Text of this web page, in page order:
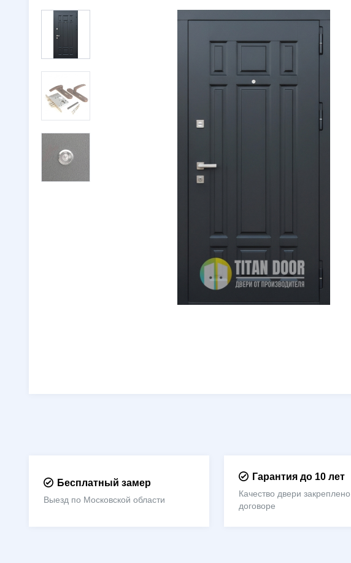
Двери с ковкой
Двери со стеклом
Двустворчатые двери 🔖 РАСПРОДАЖА ДВЕРЕЙ
Бесплатный замер
Выезд по Московской области
Гарантия до 10 лет
Качество двери
договоре